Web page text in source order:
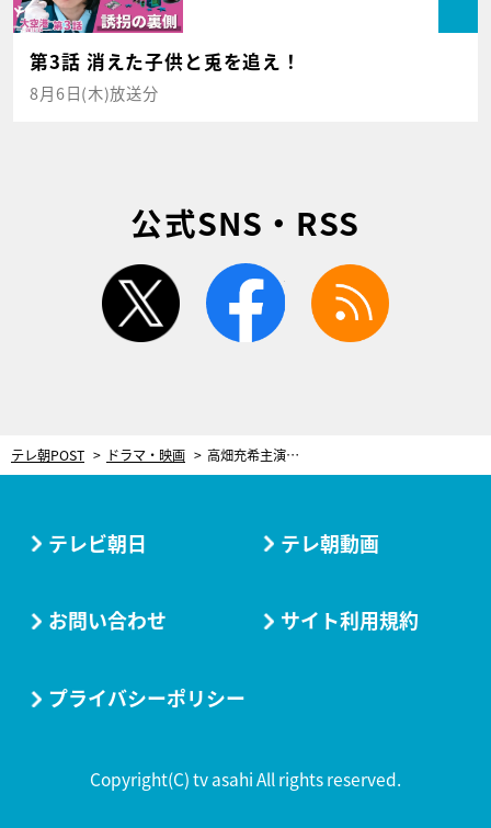
第3話 消えた子供と兎を追え！
8月6日(木)放送分
公式SNS・RSS
twitter facebook
テレ朝POST ドラマ・映画 高畑充希主演『にじいろカルテ』のポスター解禁！井浦新、北村匠海と“やんちゃな素顔”のぞかせる
テレビ朝日 テレ朝動画
お問い合わせ サイト利用規約
プライバシーポリシー
Copyright(C) tv asahi All rights reserved.